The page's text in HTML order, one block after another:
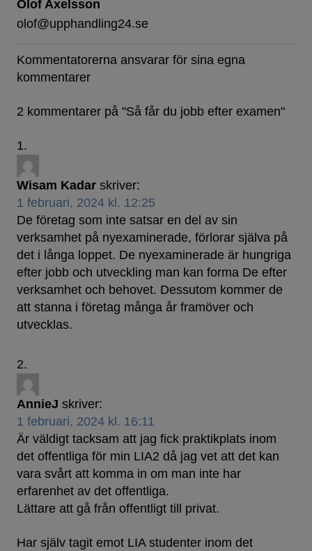
Olof Axelsson
olof@upphandling24.se
Kommentatorerna ansvarar för sina egna
kommentarer
2 kommentarer på "Så får du jobb efter examen"
Wisam Kadar skriver:
1 februari, 2024 kl. 12:25
De företag som inte satsar en del av sin
verksamhet på nyexaminerade, förlorar själva på
det i långa loppet. De nyexaminerade är hungriga
efter jobb och utveckling man kan forma De efter
verksamhet och behovet. Dessutom kommer de
att stanna i företag många år framöver och
utvecklas.
AnnieJ skriver:
1 februari, 2024 kl. 16:11
Är väldigt tacksam att jag fick praktikplats inom
det offentliga för min LIA2 då jag vet att det kan
vara svårt att komma in om man inte har
erfarenhet av det offentliga.
Lättare att gå från offentligt till privat.
Har själv tagit emot LIA studenter inom det